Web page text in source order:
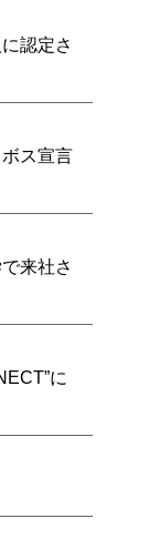
認定さ
ス宣言
来社さ
に